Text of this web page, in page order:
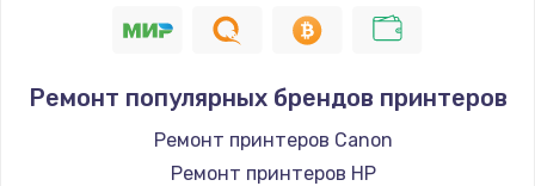
1900 руб.
Устранение короткого замыкания
Ремонт популярных брендов принтеров
Ремонт принтеров Canon
Ремонт принтеров HP